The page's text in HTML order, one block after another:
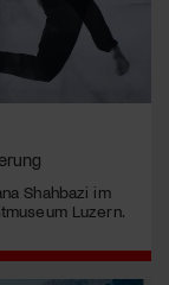
Shahbazi im
Luzern.